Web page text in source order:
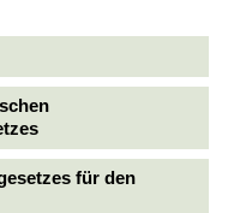
für den